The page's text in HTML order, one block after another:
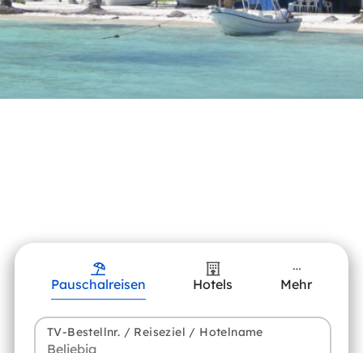
Pauschalreisen Hotels Mehr
TV-Bestellnr. / Reiseziel / Hotelname